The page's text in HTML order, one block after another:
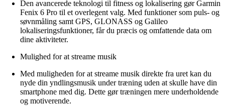
Den avancerede teknologi til fitness og lokalisering gør Garmin
Fenix 6 Pro til et overlegent valg. Med funktioner som puls- og
søvnmåling samt GPS, GLONASS og Galileo
lokaliseringsfunktioner, får du præcis og omfattende data om
dine aktiviteter.
Mulighed for at streame musik
Med muligheden for at streame musik direkte fra uret kan du
nyde din yndlingsmusik under træning uden at skulle have din
smartphone med dig. Dette gør træningen mere underholdende
og motiverende.